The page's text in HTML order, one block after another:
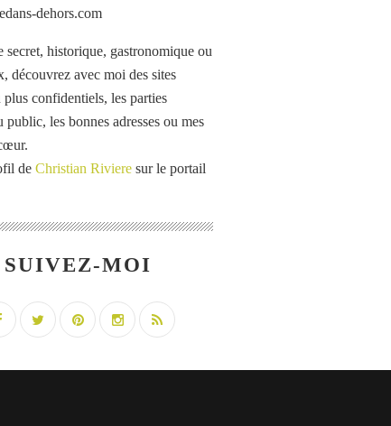
secret, historique, gastronomique ou
découvrez avec moi des sites
plus confidentiels, les parties
public, les bonnes adresses ou mes
de Christian Riviere sur le portail
SUIVEZ-MOI